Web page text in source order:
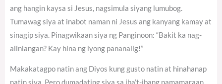
ang hangin kaysa si Jesus, nagsimula siyang lumubog.
Tumawag siya at inabot naman ni Jesus ang kanyang kamay at
sinagip siya. Pinagwikaan siya ng Panginoon: “Bakit ka nag-
alinlangan? Kay hina ng iyong pananalig!”
Makakatagpo natin ang Diyos kung gusto natin at hinahanap